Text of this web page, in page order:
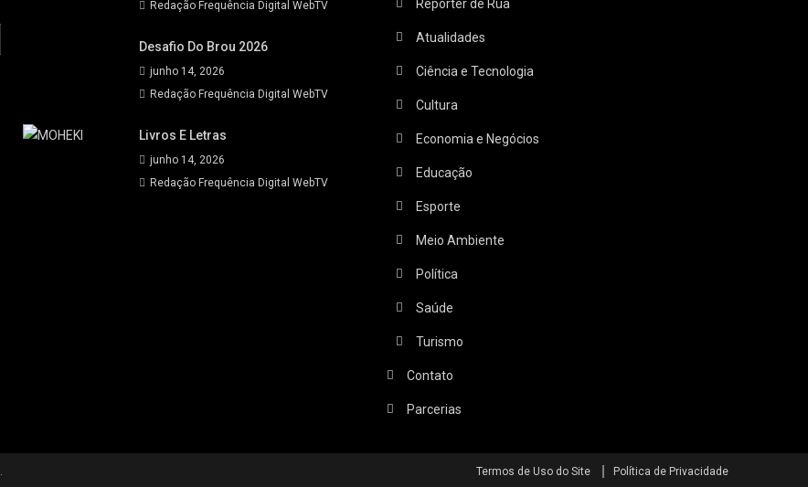
Redação Frequência Digital WebTV
Desafio Do Brou 2026
junho 14, 2026
Redação Frequência Digital WebTV
Livros E Letras
junho 14, 2026
Redação Frequência Digital WebTV
Repórter de Rua
Atualidades
Ciência e Tecnologia
Cultura
Economia e Negócios
Educação
Esporte
Meio Ambiente
Política
Saúde
Turismo
Contato
Parcerias
Termos de Uso do Site Política de Privacidade